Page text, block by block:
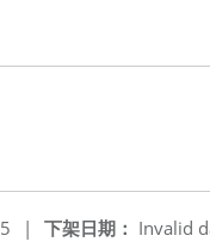
下架日期： Invalid
|